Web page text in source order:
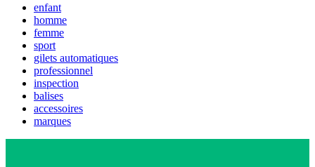
enfant
homme
femme
sport
gilets automatiques
professionnel
inspection
balises
accessoires
marques